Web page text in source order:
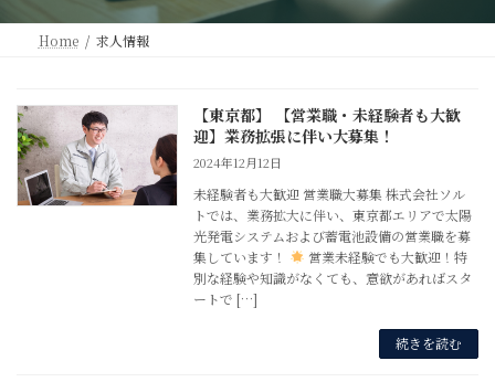
Home 求人情報
【東京都】 【営業職・未経験者も大歓
迎】業務拡張に伴い大募集！
2024年12月12日
未経験者も大歓迎 営業職大募集 株式会社ソル
トでは、業務拡大に伴い、東京都エリアで太陽
光発電システムおよび蓄電池設備の営業職を募
集しています！
営業未経験でも大歓迎！特
別な経験や知識がなくても、意欲があればスタ
ートで […]
続きを読む